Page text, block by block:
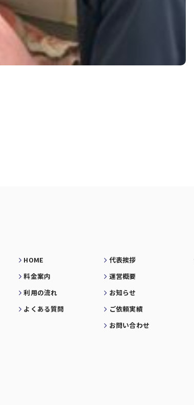
HOME
料金案内
利用の流れ
よくある質問
代表挨拶
運営概要
お知らせ
ご依頼実績
お問い合わせ